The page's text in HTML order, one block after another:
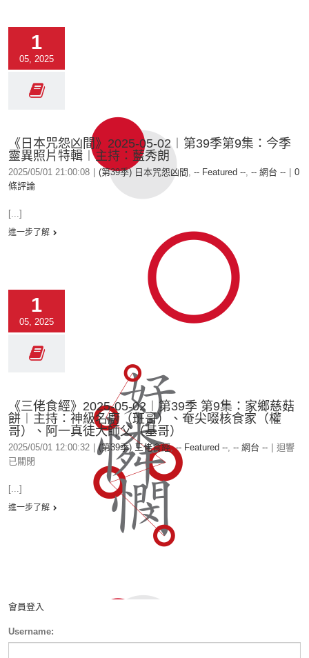
1
05, 2025
《日本咒怨凶間》2025-05-02︱第39季第9集：今季
靈異照片特輯︱主持：藍秀朗
2025/05/01 21:00:08 (第39季) 日本咒怨凶間 , -- Featured --, -- 網台 --
0
條評論
[...]
進一步了解
1
05, 2025
《三佬食經》2025-05-02︱第39季 第9集：家鄉慈菇
餅︱主持：神級名廚（班哥）、奄尖啜核食家（權
哥）、阿一真徒大師父（基哥）
2025/05/01 12:00:32 (第39季) 三佬食經,-- Featured --, -- 網台 --
迴響
已關閉
[...]
進一步了解
會員登入
Username: